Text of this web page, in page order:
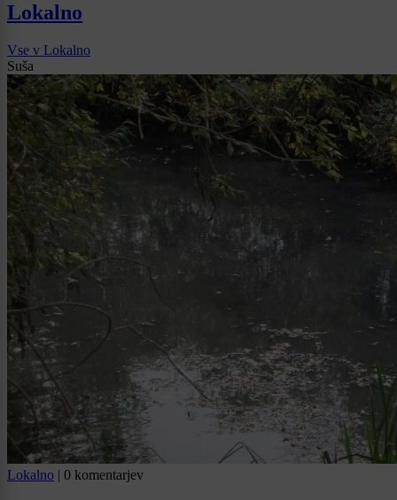
Lokalno
Vse v Lokalno
Suša
Lokalno | 0 komentarjev